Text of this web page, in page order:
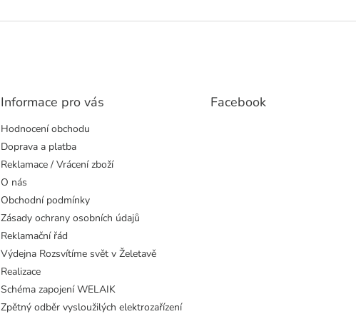
Informace pro vás
Hodnocení obchodu
Doprava a platba
Reklamace / Vrácení zboží
O nás
Obchodní podmínky
Zásady ochrany osobních údajů
Reklamační řád
Výdejna Rozsvítíme svět v Želetavě
Realizace
Schéma zapojení WELAIK
Zpětný odběr vysloužilých elektrozařízení
Facebook